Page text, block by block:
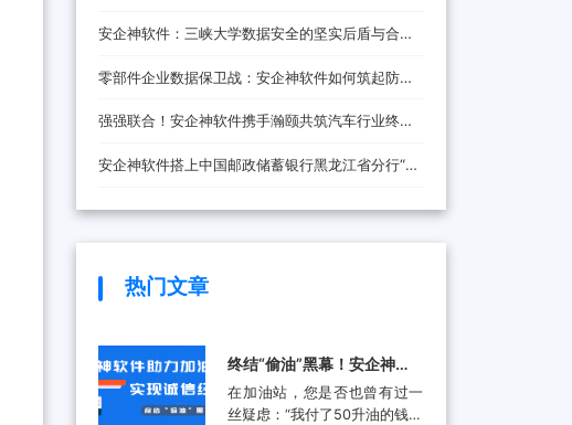
数据防泄密解决方案
安企神软件：三峡大学数据安全的坚实后盾与合作
伙伴
零部件企业数据保卫战：安企神软件如何筑起防泄
密铜墙铁壁
强强联合！安企神软件携手瀚颐共筑汽车行业终端
安全防线
安企神软件搭上中国邮政储蓄银行黑龙江省分行“快
车”，将带来哪些改变？
热门文章
终结“偷油”黑幕！安企神软
件助力加油站实现诚信经
营，挽回消费者信任
在加油站，您是否也曾有过一
丝疑虑：“我付了50升油的钱，